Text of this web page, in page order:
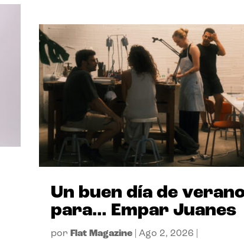
Un buen día de
para… Empar Juanes
por Flat Magazine| Ago 2, 2026